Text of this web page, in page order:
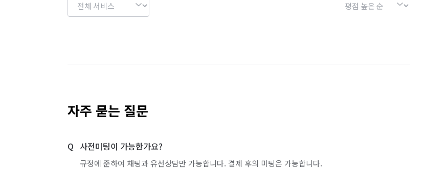
자주 묻는 질문
사전미팅이 가능한가요?
규정에 준하여 채팅과 유선상담만 가능합니다. 결제 후의 미팅은 가능합니다.